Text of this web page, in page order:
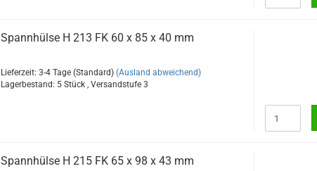
Spannhülse H 213 FK 60 x 85 x 40 mm
Lieferzeit: 3-4 Tage (Standard) (Ausland abweichend)
Lagerbestand: 5 Stück , Versandstufe 3
Spannhülse H 215 FK 65 x 98 x 43 mm